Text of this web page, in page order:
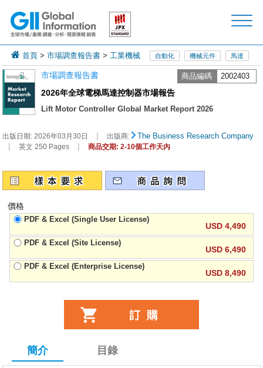
首頁 >市場調查報告書 >工業機械 自動化 機械元件 馬達
市場調查報告書 商品編碼 2002403
2026年全球電梯馬達控制器市場報告
Lift Motor Controller Global Market Report 2026
出版日期:2026年03月30日 | 出版商: The Business Research Company
| 英文 250 Pages | 商品交期: 2-10個工作天內
價格
PDF & Excel (Single User License)
USD 4,490
PDF & Excel (Site License)
USD 6,490
PDF & Excel (Enterprise License)
USD 8,490
簡介 目錄